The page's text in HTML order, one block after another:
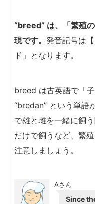
“breed” は、「繁殖
現です。 発音記号は
ド」となります。
breed は古英語で「
“bredan” という単語
で雄と雌を一緒に飼
だけで飼うなど、繁
注意しましょう。
Aさん
Since